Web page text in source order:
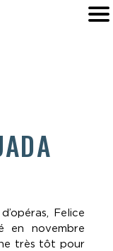
Felice
en novembre
très tôt pour